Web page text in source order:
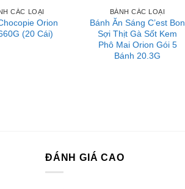
CÁC LOẠI
Orion
(20 Cái)
BÁNH CÁC LOẠI
Bánh Ăn Sáng C’est Bon
Sợi Thịt Gà Sốt Kem
Phô Mai Orion Gói 5
Bánh 20.3G
ĐÁNH GIÁ CAO